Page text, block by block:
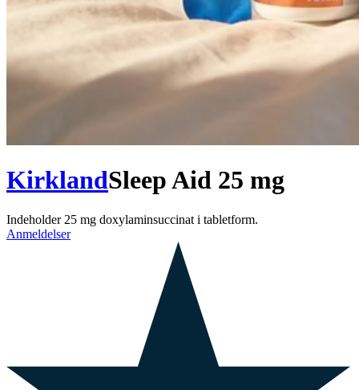
KirklandSleep Aid 25 mg
Indeholder 25 mg doxylaminsuccinat i tabletform.
Anmeldelser